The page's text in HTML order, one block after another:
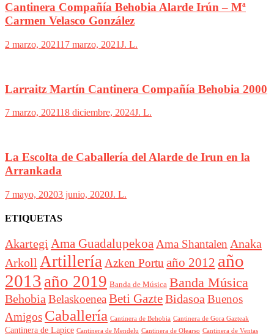
Cantinera Compañía Behobia Alarde Irún – Mª
Carmen Velasco González
2 marzo, 202117 marzo, 2021J. L.
Larraitz Martín Cantinera Compañía Behobia 2000
7 marzo, 202118 diciembre, 2024J. L.
La Escolta de Caballería del Alarde de Irun en la
Arrankada
7 mayo, 20203 junio, 2020J. L.
ETIQUETAS
Akartegi Ama GuadalupekoaAma Shantalen Anaka
Arkoll ArtilleríaAzken Portu año 2012 año
2013 año 2019 Banda de Música Banda Música
BehobiaBelaskoeneaBeti GazteBidasoaBuenos
Amigos Caballería Cantinera de Behobia Cantinera de Gora Gazteak
Cantinera de Lapice Cantinera de Mendelu Cantinera de Olearso Cantinera de Ventas